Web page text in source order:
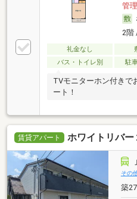
管
2階
礼金なし
バス・トイレ別
駐
TVモニターホン付きで
ート！
賃貸アパート ホワイトリバー
その
築